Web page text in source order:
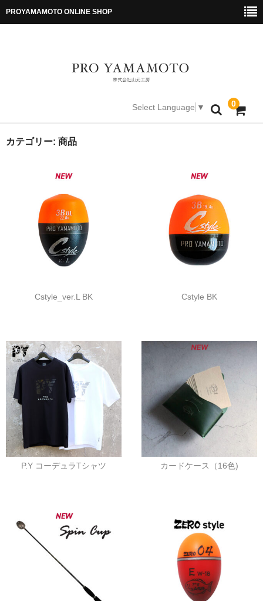
PROYAMAMOTO ONLINE SHOP
Select Language ▼ 0
PRO YAMAMOTO TOP
カテゴリー: 商品
Cstyle_ver.L BK Cstyle BK
P.Y コーデュラTシャツ カードケース（16色)